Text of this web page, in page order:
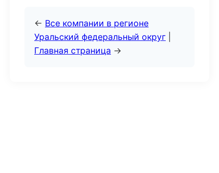
← Все компании в регионе
Уральский федеральный округ
Главная страница →